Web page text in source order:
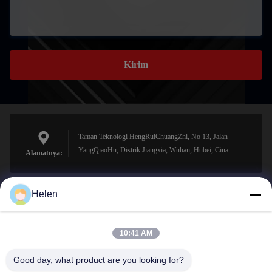
Kirim
Alamatnya:
Taman Teknologi HengRuiChuangZhi, No 13, Jalan
YangQiaoHu, Distrik Jiangxia, Wuhan, Hubei, Cina.
sales@perfectlaser.net
Helen
10:41 AM
Good day, what product are you looking for?